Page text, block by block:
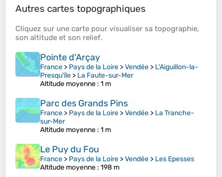
Autres cartes topographiques
Cliquez sur une carte pour visualiser sa topographie,
son altitude et son relief.
Pointe d'Arçay
France > Pays de la Loire >Vendée > L'Aiguillon-la-
Presqu'île > La Faute-sur-Mer
Altitude moyenne : 1 m
Parc des Grands Pins
France > Pays de la Loire >Vendée > La Tranche-
sur-Mer
Altitude moyenne : 1 m
Le Puy du Fou
France > Pays de la Loire >Vendée > Les Epesses
Altitude moyenne : 198 m